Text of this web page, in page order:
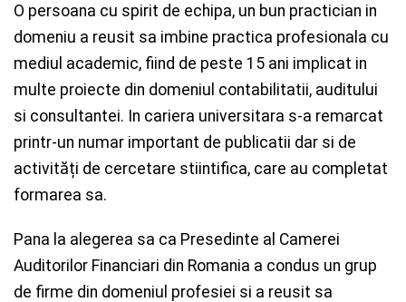
O persoana cu spirit de echipa, un bun practician in
domeniu a reusit sa imbine practica profesionala cu
mediul academic, fiind de peste 15 ani implicat in
multe proiecte din domeniul contabilitatii, auditului
si consultantei. In cariera universitara s-a remarcat
printr-un numar important de publicatii dar si de
activități de cercetare stiintifica, care au completat
formarea sa.
Pana la alegerea sa ca Presedinte al Camerei
Auditorilor Financiari din Romania a condus un grup
de firme din domeniul profesiei si a reusit sa